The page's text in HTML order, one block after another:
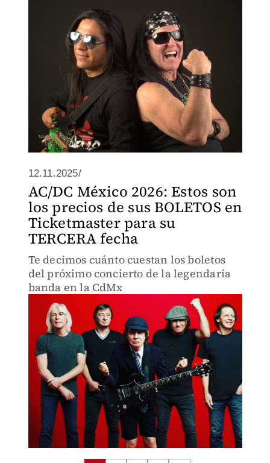
12.11.2025/
AC/DC México 2026: Estos son
los precios de sus BOLETOS en
Ticketmaster para su
TERCERA fecha
Te decimos cuánto cuestan los boletos
del próximo concierto de la legendaria
banda en la CdMx